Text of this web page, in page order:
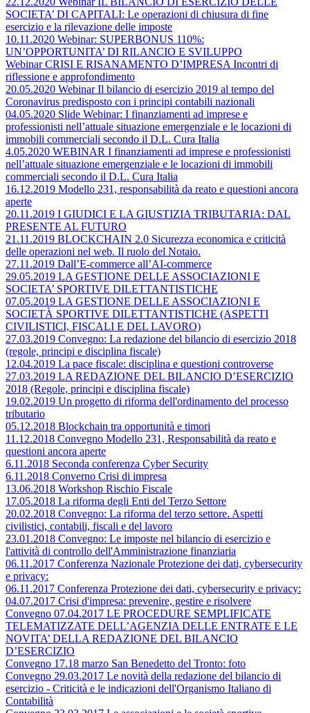
SOCIETA’ DI CAPITALI: Le operazioni di chiusura di fine
esercizio e la rilevazione delle imposte
10.11.2020 Webinar: SUPERBONUS 110%:
UN’OPPORTUNITA’ DI RILANCIO E SVILUPPO
Webinar CRISI E RISANAMENTO D’IMPRESA Incontri di
riflessione e approfondimento
20.05.2020 Webinar Il bilancio di esercizio 2019 al tempo del
Coronavirus predisposto con i principi contabili nazionali
04.05.2020 Slide Webinar: I finanziamenti ad imprese e
professionisti nell’attuale situazione emergenziale e le locazioni di
immobili commerciali secondo il D.L. Cura Italia
4.05.2020 WEBINAR I finanziamenti ad imprese e professionisti
nell’attuale situazione emergenziale e le locazioni di immobili
commerciali secondo il D.L. Cura Italia
16.12.2019 Modello 231, responsabilità da reato e questioni ancora
aperte
20.11.2019 I GIUDICI E LA GIUSTIZIA TRIBUTARIA: DAL
PRESENTE AL FUTURO
21.11.2019 BLOCKCHAIN 2.0 Sicurezza economica e criticità
delle operazioni nel web. Il ruolo del Notaio.
27.11.2019 Dall’E-commerce all’AI-commerce
29.05.2019 LA GESTIONE DELLE ASSOCIAZIONI E
SOCIETA’ SPORTIVE DILETTANTISTICHE
07.05.2019 LA GESTIONE DELLE ASSOCIAZIONI E
SOCIETÀ SPORTIVE DILETTANTISTICHE (ASPETTI
CIVILISTICI, FISCALI E DEL LAVORO)
27.03.2019 Convegno: La redazione del bilancio di esercizio 2018
(regole, principi e disciplina fiscale)
12.04.2019 La pace fiscale: disciplina e questioni controverse
27.03.2019 LA REDAZIONE DEL BILANCIO D’ESERCIZIO
2018 (Regole, principi e disciplina fiscale)
19.02.2019 Un progetto di riforma dell'ordinamento del processo
tributario
05.12.2018 Blockchain tra opportunità e timori
11.12.2018 Convegno Modello 231, Responsabilità da reato e
questioni ancora aperte
6.11.2018 Seconda conferenza Cyber Security
6.11.2018 Converno Crisi di impresa
13.06.2018 Workshop Rischio Fiscale
17.05.2018 La riforma degli Enti del Terzo Settore
20.02.2018 Convegno: La riforma del terzo settore. Aspetti
civilistici, contabili, fiscali e del lavoro
23.01.2018 Convegno: Le imposte nel bilancio di esercizio e
l'attività di controllo dell'Amministrazione finanziaria
06.11.2017 Conferenza Nazionale Protezione dei dati, cybersecurity
e privacy:
06.11.2017 Conferenza Protezione dei dati, cybersecurity e privacy:
04.07.2017 Crisi d'impresa: prevenire, gestire e risolvere
Convegno 07.04.2017 LE PROCEDURE SEMPLIFICATE
TELEMATIZZATE DELL’AGENZIA DELLE ENTRATE E LE
NOVITA’ DELLA REDAZIONE DEL BILANCIO
D’ESERCIZIO
Convegno 17.18 marzo San Benedetto del Tronto: foto
Convegno 29.03.2017 Le novità della redazione del bilancio di
esercizio - Criticità e le indicazioni dell'Organismo Italiano di
Contabilità